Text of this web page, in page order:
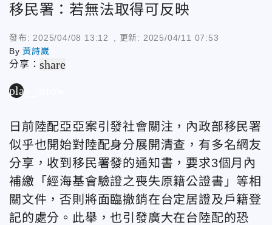
移民署：若無法取得可反映
發布: 2025/04/08 13:12 , 更新: 2025/04/11 07:53
By黃詩崴
分享：share
play_arrow
日前陸配亞亞案引發社會關注，內政部移民署
似乎也開始對陸配身分展開清查，有多名網友
分享，收到移民署發的通知書，要求3個月內
補繳「經海基會驗證之喪失原籍公證書」等相
關文件，否則將面臨撤銷在台定居證及戶籍登
記的處分。此舉，也引發廣大在台陸配的恐